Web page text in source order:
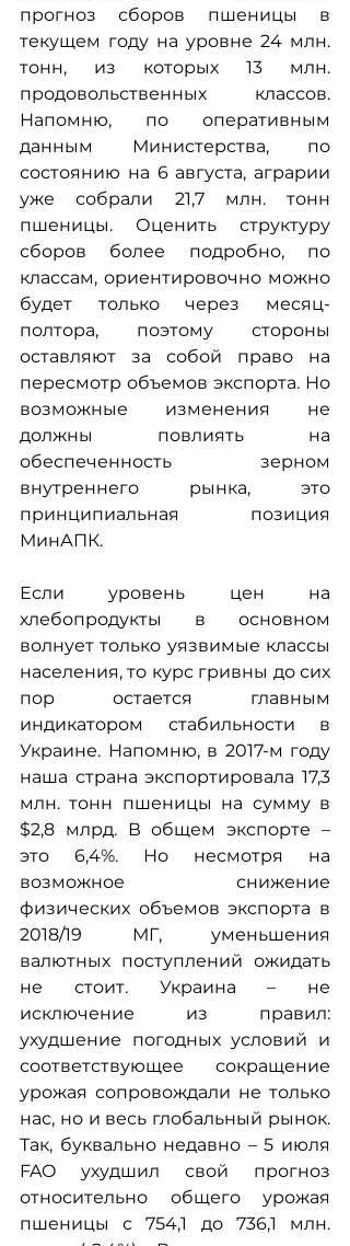
прогноз сборов пшеницы в
текущем году на уровне 24 млн.
тонн, из которых 13 млн.
продовольственных классов.
Напомню, по оперативным
данным Министерства, по
состоянию на 6 августа, аграрии
уже собрали 21,7 млн. тонн
пшеницы. Оценить структуру
сборов более подробно, по
классам, ориентировочно можно
будет только через месяц-
полтора, поэтому стороны
оставляют за собой право на
пересмотр объемов экспорта. Но
возможные изменения не
должны повлиять на
обеспеченность зерном
внутреннего рынка, это
принципиальная позиция
МинАПК.
Если уровень цен на
хлебопродукты в основном
волнует только уязвимые классы
населения, то курс гривны до сих
пор остается главным
индикатором стабильности в
Украине. Напомню, в 2017-м году
наша страна экспортировала 17,3
млн. тонн пшеницы на сумму в
$2,8 млрд. В общем экспорте –
это 6,4%. Но несмотря на
возможное снижение
физических объемов экспорта в
2018/19 МГ, уменьшения
валютных поступлений ожидать
не стоит. Украина – не
исключение из правил:
ухудшение погодных условий и
соответствующее сокращение
урожая сопровождали не только
нас, но и весь глобальный рынок.
Так, буквально недавно – 5 июля
FAO ухудшил свой прогноз
относительно общего урожая
пшеницы с 754,1 до 736,1 млн.